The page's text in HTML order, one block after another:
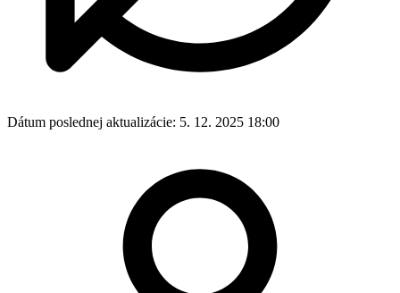
Dátum poslednej aktualizácie: 5. 12. 2025 18:00